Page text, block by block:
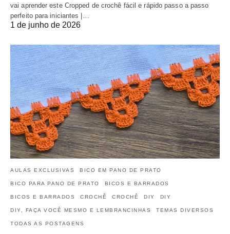
vai aprender este Cropped de crochê fácil e rápido passo a passo
perfeito para iniciantes |…
1 de junho de 2026
AULAS EXCLUSIVAS BICO EM PANO DE PRATO
BICO PARA PANO DE PRATO BICOS E BARRADOS
BICOS E BARRADOS CROCHÊ CROCHÊ DIY DIY
DIY, FAÇA VOCÊ MESMO E LEMBRANCINHAS TEMAS DIVERSOS
TODAS AS POSTAGENS